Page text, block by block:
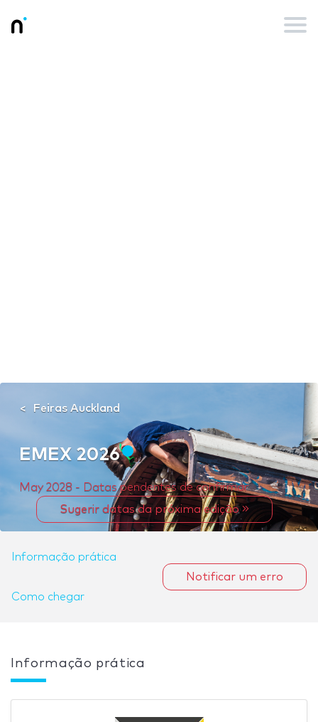
Feiras Auckland
EMEX 2026
May 2028 - Datas pendentes de confirmar
Sugerir datas da próxima edição
Informação prática
Como chegar
Notificar um erro
Informação prática